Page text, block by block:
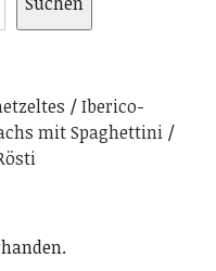
Iberico-
mit Spaghettini